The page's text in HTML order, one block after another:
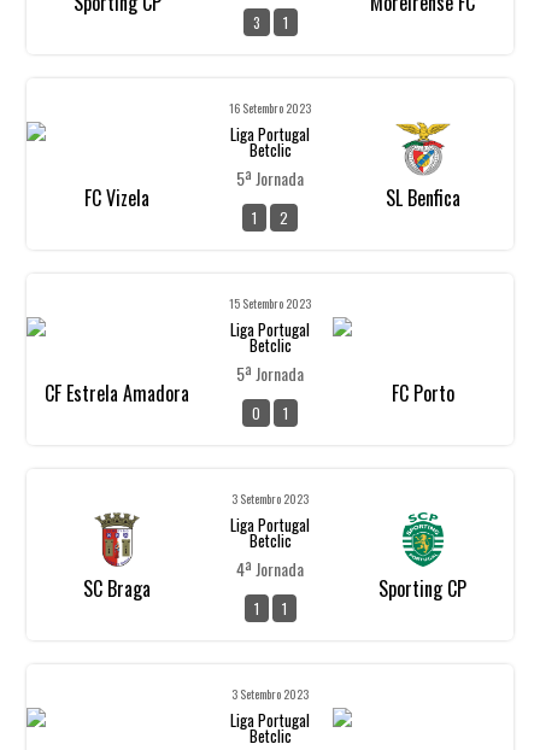
3 1
FC Vizela
16 Setembro 2023
Liga Portugal
Betclic
5ª Jornada
1 2
SL Benfica
CF Estrela Amadora
15 Setembro 2023
Liga Portugal
Betclic
5ª Jornada
0 1
FC Porto
SC Braga
3 Setembro 2023
Liga Portugal
Betclic
4ª Jornada
1 1
Sporting CP
3 Setembro 2023
Liga Portugal
Betclic